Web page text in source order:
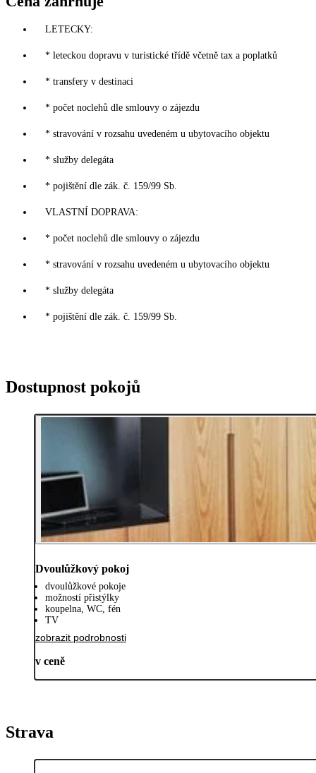
LETECKY:
* leteckou dopravu v turistické třídě včetně tax a poplatků
* transfery v destinaci
* počet noclehů dle smlouvy o zájezdu
* stravování v rozsahu uvedeném u ubytovacího objektu
* služby delegáta
* pojištění dle zák. č. 159/99 Sb.
VLASTNÍ DOPRAVA:
* počet noclehů dle smlouvy o zájezdu
* stravování v rozsahu uvedeném u ubytovacího objektu
* služby delegáta
* pojištění dle zák. č. 159/99 Sb.
Dostupnost pokojů
Dvoulůžkový pokoj
dvoulůžkové pokoje
možností přistýlky
koupelna, WC, fén
TV
zobrazit podrobnosti
v ceně
Strava